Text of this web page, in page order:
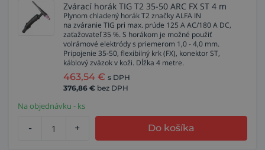
Zvárací horák TIG T2 35-50 ARC FX ST 4 m
Plynom chladený horák T2 značky ALFA IN
na zváranie TIG pri max. prúde 125 A AC/180 A DC,
zaťažovateľ 35 %. S horákom je možné použiť
volrámové elektródy s priemerom 1,0 - 4,0 mm.
Pripojenie 35-50, flexibilný krk (FX), konektor ST,
káblový zväzok v koži. Dĺžka 4 metre.
463,54 € s DPH
376,86 € bez DPH
Na objednávku - ks
- + Do košíka